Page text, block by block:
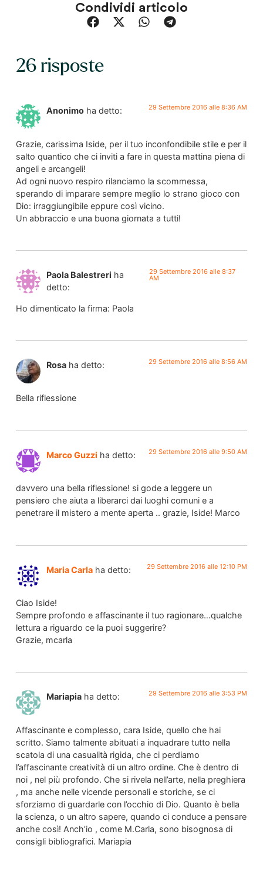
Condividi articolo
26 risposte
Anonimo ha detto: 29 Settembre 2016 alle 8:36 AM
Grazie, carissima Iside, per il tuo inconfondibile stile e per il
salto quantico che ci inviti a fare in questa mattina piena di
angeli e arcangeli!
Ad ogni nuovo respiro rilanciamo la scommessa,
sperando di imparare sempre meglio lo strano gioco con
Dio: irraggiungibile eppure così vicino.
Un abbraccio e una buona giornata a tutti!
Paola Balestreri ha
detto:
29 Settembre 2016 alle 8:37
AM
Ho dimenticato la firma: Paola
Rosa ha detto: 29 Settembre 2016 alle 8:56 AM
Bella riflessione
Marco Guzzi ha detto: 29 Settembre 2016 alle 9:50 AM
davvero una bella riflessione! si gode a leggere un
pensiero che aiuta a liberarci dai luoghi comuni e a
penetrare il mistero a mente aperta .. grazie, Iside! Marco
Maria Carla ha detto: 29 Settembre 2016 alle 12:10 PM
Ciao Iside!
Sempre profondo e affascinante il tuo ragionare…qualche
lettura a riguardo ce la puoi suggerire?
Grazie, mcarla
Mariapia ha detto: 29 Settembre 2016 alle 3:53 PM
Affascinante e complesso, cara Iside, quello che hai
scritto. Siamo talmente abituati a inquadrare tutto nella
scatola di una casualità rigida, che ci perdiamo
l’affascinante creatività di un altro ordine. Che è dentro di
noi , nel più profondo. Che si rivela nell’arte, nella preghiera
, ma anche nelle vicende personali e storiche, se ci
sforziamo di guardarle con l’occhio di Dio. Quanto è bella
la scienza, o un altro sapere, quando ci conduce a pensare
anche così! Anch’io , come M.Carla, sono bisognosa di
consigli bibliografici. Mariapia